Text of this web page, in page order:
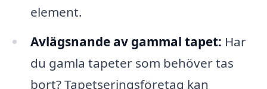
element.
Avlägsnande av gammal tapet: Har
du gamla tapeter som behöver tas
bort? Tapetseringsföretag kan